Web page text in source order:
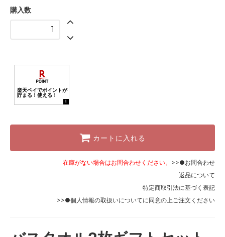
購入数
カートに入れる
在庫がない場合はお問合わせください。 >>●お問合わせ
返品について
特定商取引法に基づく表記
>>●個人情報の取扱いについてに同意の上ご注文ください